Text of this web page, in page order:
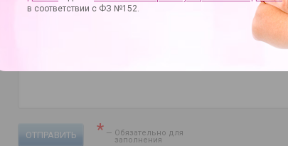
ОТПРАВИТЬ * — Обязательно для
заполнения
в соответствии с ФЗ №152.